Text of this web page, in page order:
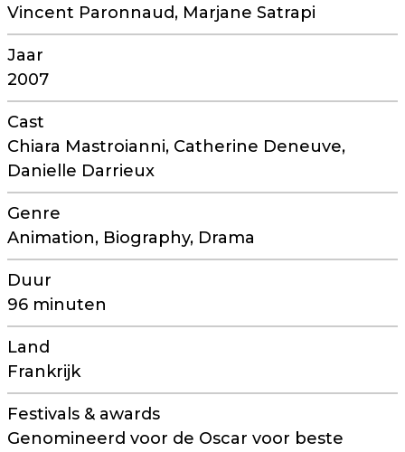
Vincent Paronnaud, Marjane Satrapi
Jaar
2007
Cast
Chiara Mastroianni, Catherine Deneuve,
Danielle Darrieux
Genre
Animation, Biography, Drama
Duur
96 minuten
Land
Frankrijk
Festivals & awards
Genomineerd voor de Oscar voor beste